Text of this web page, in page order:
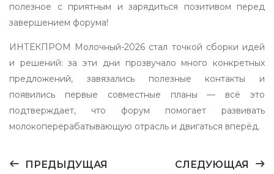
полезное с приятным и зарядиться позитивом перед
завершением форума!
ИНТЕКПРОМ Молочный-2026 стал точкой сборки идей
и решений: за эти дни прозвучало много конкретных
предложений, завязались полезные контакты и
появились первые совместные планы — всё это
подтверждает, что форум помогает развивать
молокоперерабатывающую отрасль и двигаться вперёд.
ПРЕДЫДУЩАЯ СЛЕДУЮЩАЯ